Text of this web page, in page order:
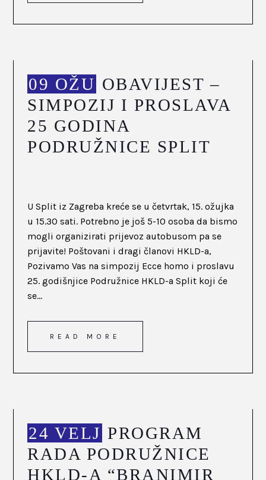
09 OŽU OBAVIJEST –
SIMPOZIJ I PROSLAVA
25 GODINA
PODRUŽNICE SPLIT
U Split iz Zagreba kreće se u četvrtak, 15. ožujka
u 15.30 sati. Potrebno je još 5-10 osoba da bismo
mogli organizirati prijevoz autobusom pa se
prijavite! Poštovani i dragi članovi HKLD-a,
Pozivamo Vas na simpozij Ecce homo i proslavu
25. godišnjice Podružnice HKLD-a Split koji će
se...
READ MORE
24 VELJ PROGRAM
RADA PODRUŽNICE
HKLD-A “BRANIMIR